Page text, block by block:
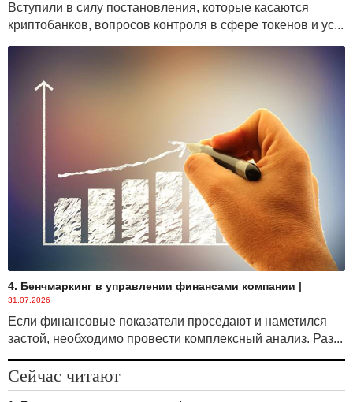
Вступили в силу постановления, которые касаются
криптобанков, вопросов контроля в сфере токенов и ус...
4. Бенчмаркинг в управлении финансами компании |
31.07.2026
Если финансовые показатели проседают и наметился
застой, необходимо провести комплексный анализ. Раз...
Сейчас читают